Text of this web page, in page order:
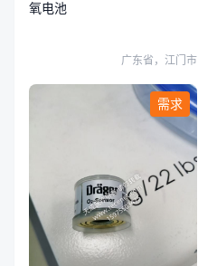
氧电池
广东省，江门市
需求